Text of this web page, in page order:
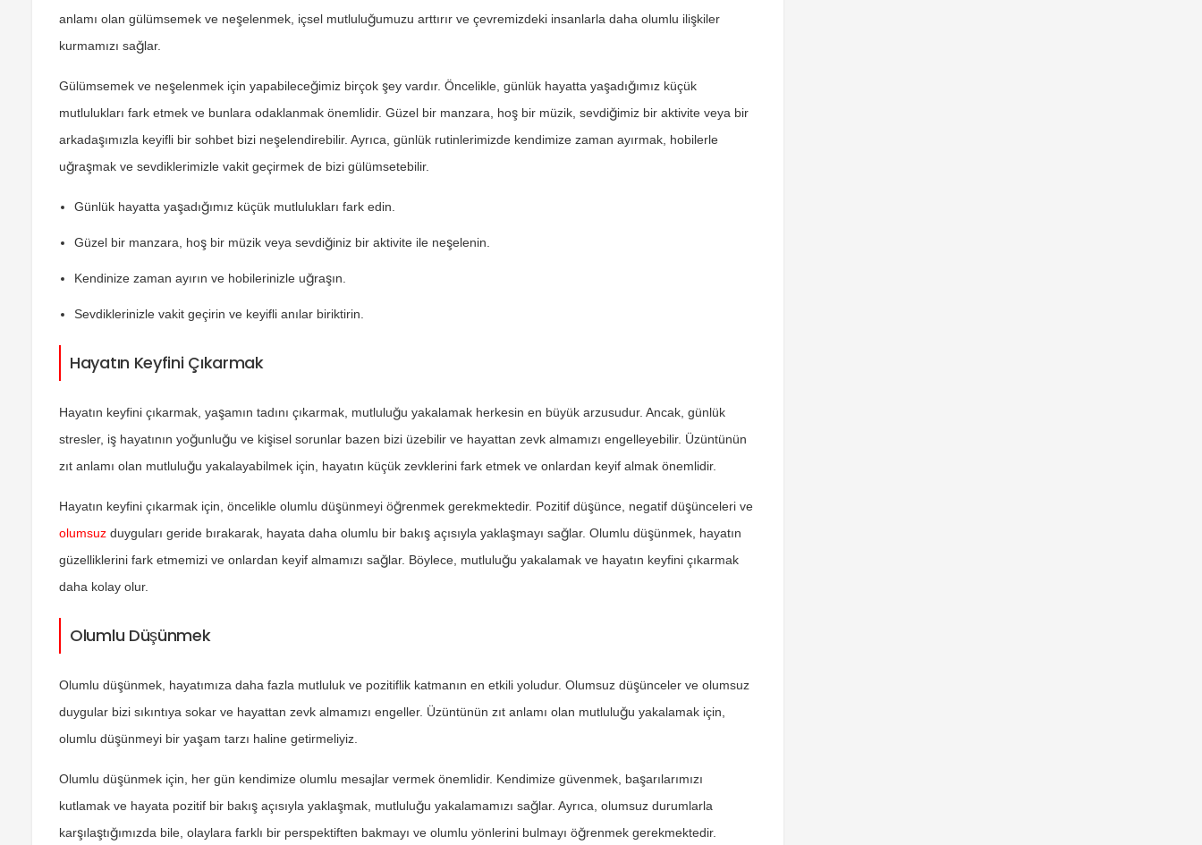
anlamı olan gülümsemek ve neşelenmek, içsel mutluluğumuzu arttırır ve çevremizdeki insanlarla daha olumlu ilişkiler
kurmamızı sağlar.
Gülümsemek ve neşelenmek için yapabileceğimiz birçok şey vardır. Öncelikle, günlük hayatta yaşadığımız küçük
mutlulukları fark etmek ve bunlara odaklanmak önemlidir. Güzel bir manzara, hoş bir müzik, sevdiğimiz bir aktivite veya bir
arkadaşımızla keyifli bir sohbet bizi neşelendirebilir. Ayrıca, günlük rutinlerimizde kendimize zaman ayırmak, hobilerle
uğraşmak ve sevdiklerimizle vakit geçirmek de bizi gülümsetebilir.
Günlük hayatta yaşadığımız küçük mutlulukları fark edin.
Güzel bir manzara, hoş bir müzik veya sevdiğiniz bir aktivite ile neşelenin.
Kendinize zaman ayırın ve hobilerinizle uğraşın.
Sevdiklerinizle vakit geçirin ve keyifli anılar biriktirin.
Hayatın Keyfini Çıkarmak
Hayatın keyfini çıkarmak, yaşamın tadını çıkarmak, mutluluğu yakalamak herkesin en büyük arzusudur. Ancak, günlük
stresler, iş hayatının yoğunluğu ve kişisel sorunlar bazen bizi üzebilir ve hayattan zevk almamızı engelleyebilir. Üzüntünün
zıt anlamı olan mutluluğu yakalayabilmek için, hayatın küçük zevklerini fark etmek ve onlardan keyif almak önemlidir.
Hayatın keyfini çıkarmak için, öncelikle olumlu düşünmeyi öğrenmek gerekmektedir. Pozitif düşünce, negatif düşünceleri ve
olumsuz duyguları geride bırakarak, hayata daha olumlu bir bakış açısıyla yaklaşmayı sağlar. Olumlu düşünmek, hayatın
güzelliklerini fark etmemizi ve onlardan keyif almamızı sağlar. Böylece, mutluluğu yakalamak ve hayatın keyfini çıkarmak
daha kolay olur.
Olumlu Düşünmek
Olumlu düşünmek, hayatımıza daha fazla mutluluk ve pozitiflik katmanın en etkili yoludur. Olumsuz düşünceler ve olumsuz
duygular bizi sıkıntıya sokar ve hayattan zevk almamızı engeller. Üzüntünün zıt anlamı olan mutluluğu yakalamak için,
olumlu düşünmeyi bir yaşam tarzı haline getirmeliyiz.
Olumlu düşünmek için, her gün kendimize olumlu mesajlar vermek önemlidir. Kendimize güvenmek, başarılarımızı
kutlamak ve hayata pozitif bir bakış açısıyla yaklaşmak, mutluluğu yakalamamızı sağlar. Ayrıca, olumsuz durumlarla
karşılaştığımızda bile, olaylara farklı bir perspektiften bakmayı ve olumlu yönlerini bulmayı öğrenmek gerekmektedir.